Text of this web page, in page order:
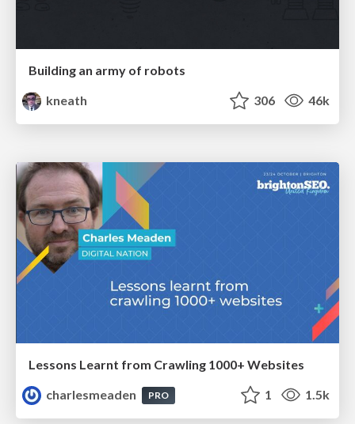
Building an army of robots
kneath
306 46k
Lessons Learnt from Crawling 1000+ Websites
charlesmeaden
PRO 1 1.5k